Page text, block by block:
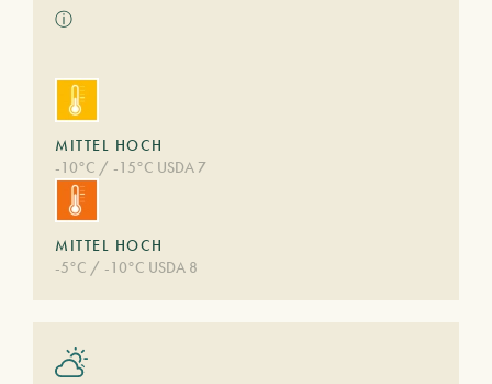
ⓘ
MITTEL HOCH
-10°C / -15°C USDA 7
MITTEL HOCH
-5°C / -10°C USDA 8